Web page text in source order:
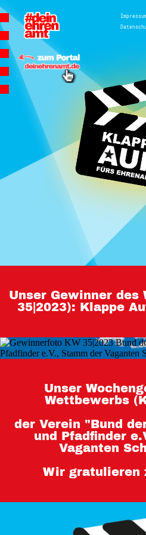
Hauptnavigation
Homepage |
Ehrenamt ist
MeinMoment
KlappeAuf
Hessen
Datenschutz
Unser Gewinner des
35|2023): Klappe
Unser
Wettbewerbs
der Verein "Bund
und Pfadfinder
Vaganten
Wir gratulieren